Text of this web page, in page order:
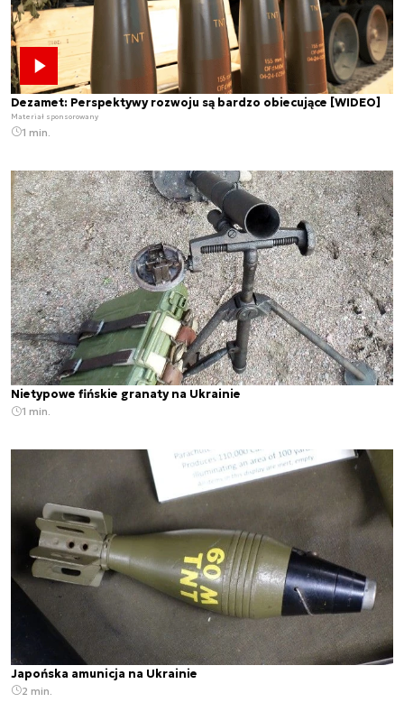
Dezamet: Perspektywy rozwoju są bardzo obiecujące [WIDEO]
Materiał sponsorowany
1 min.
Nietypowe fińskie granaty na Ukrainie
1 min.
Japońska amunicja na Ukrainie
2 min.